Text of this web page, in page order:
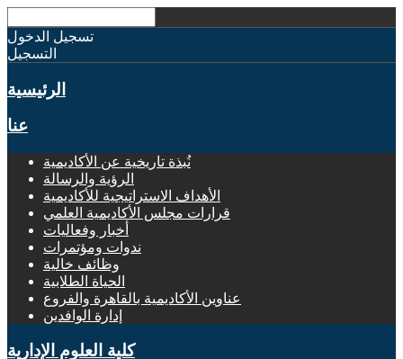
تسجيل الدخول
التسجيل
الرئيسية
عنا
نُبذة تاريخية عن الأكاديمية
الرؤية والرسالة
الأهداف الاستراتيجية للأكاديمية
قرارات مجلس الأكاديمية العلمي
أخبار وفعاليات
ندوات ومؤتمرات
وظائف خالية
الحياة الطلابية
عناوين الأكاديمية بالقاهرة والفروع
إدارة الوافدين
كلية العلوم الإدارية